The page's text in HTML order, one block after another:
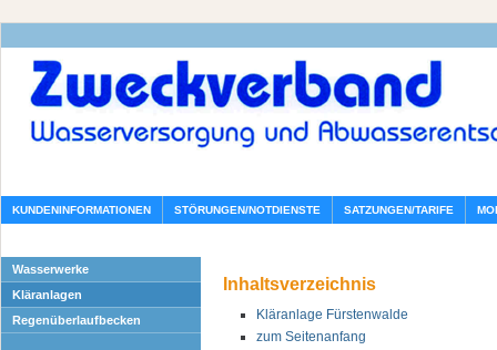
KUNDENINFORMATIONEN STÖRUNGEN/NOTDIENSTE SATZUNGEN/TARIFE
Wasserwerke
Kläranlagen
Regenüberlaufbecken
Inhaltsverzeichnis
Kläranlage Fürstenwalde
zum Seitenanfang